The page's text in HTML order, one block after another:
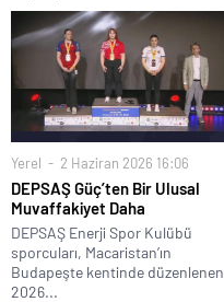
Yerel 2 Haziran 2026 16:06
DEPSAŞ Güç’ten Bir Ulusal
Muvaffakiyet Daha
DEPSAŞ Enerji Spor Kulübü
sporcuları, Macaristan’ın
Budapeşte kentinde düzenlenen
2026...